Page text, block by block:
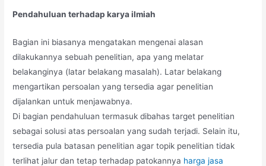
Pendahuluan terhadap karya ilmiah
Bagian ini biasanya mengatakan mengenai alasan
dilakukannya sebuah penelitian, apa yang melatar
belakanginya (latar belakang masalah). Latar belakang
mengartikan persoalan yang tersedia agar penelitian
dijalankan untuk menjawabnya.
Di bagian pendahuluan termasuk dibahas target penelitian
sebagai solusi atas persoalan yang sudah terjadi. Selain itu,
tersedia pula batasan penelitian agar topik penelitian tidak
terlihat jalur dan tetap terhadap patokannya harga jasa